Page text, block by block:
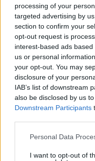
processing of your
targeted advertising by
section to confirm your
opt-out request is
interest-based ads
us or personal
your opt-out. You may
disclosure of your
IAB’s list of downstream
also be disclosed by us
Downstream Participants
Please note that this
not limited to your visit or
Personal Data
I want to opt-out of
Αποκαλύφθηκε η αιτία
NBAer Μπράντον Κλαρκ
πριν μία ώρα
Πώς εξαργυρώνεται το
Όλες οι επιλογές
08.08.2026, 00:18
Συνάντηση Ζελένσκι-
Οικονομία, ασφάλεια
08.08.2026, 00:14
Σιροπιαστά γλυκά:
08.08.2026, 00:00
Υπό έλεγχο η